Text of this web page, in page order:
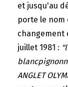
et jusqu'au
porte le nom
changement
juillet 1981 :
ANGLET